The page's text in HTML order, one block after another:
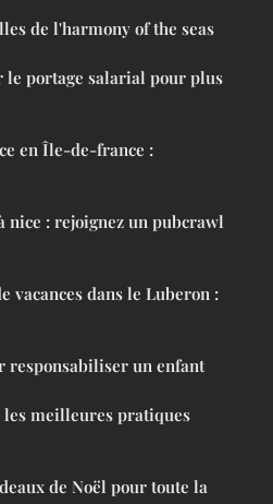
de l'harmony of the seas
le portage salarial pour plus
en Île-de-france :
nice : rejoignez un pubcrawl
vacances dans le Luberon :
un enfant
les meilleures pratiques
de Noël pour toute la